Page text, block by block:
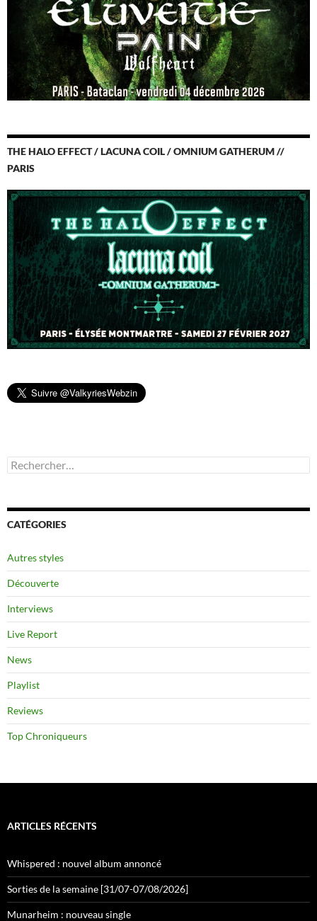
THE HALO EFFECT / LACUNA COIL / OMNIUM GATHERUM //
PARIS
Rechercher :
CATÉGORIES
Autres styles
Découverte
Interviews
Live Report
News
Playlist
Reviews
Top Chroniqueurs
ARTICLES RÉCENTS
Whispered : nouvel album annoncé
Sorties de la semaine [31/07-07/08/2026]
Munarheim : nouveau single